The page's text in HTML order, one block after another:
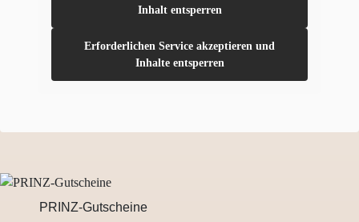
Inhalt entsperren
Erforderlichen Service akzeptieren und
Inhalte entsperren
PRINZ-Gutscheine